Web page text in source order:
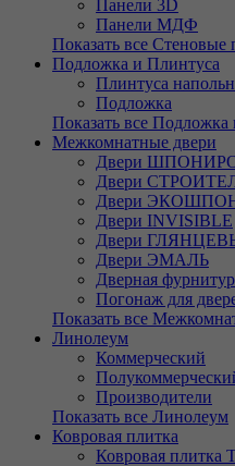
Панели 3D
Панели МДФ
Показать все Стеновые
Подложка и Плинтуса
Плинтуса
Подложка
Показать все Подложка
Межкомнатные двери
Двери
Двери
Двери
Двери INVISIBLE
Двери
Двери ЭМАЛЬ
Дверная
Погонаж для
Показать все
Линолеум
Коммерческий
Производители
Показать все Линолеум
Ковровая плитка
Ковровая плитка